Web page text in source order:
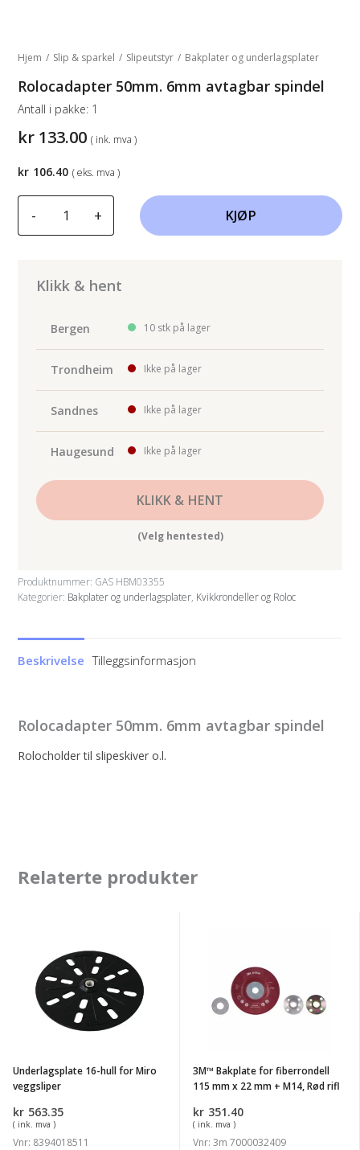
Hjem / Slip & sparkel / Slipeutstyr / Bakplater og underlagsplater
Rolocadapter 50mm. 6mm avtagbar spindel
kr 133.00 ( ink. mva )
Antall i pakke: 1
-
Rolocadapter
50mm.
spindel
+ KJØP
Klikk & hent
Bergen 10 stk på lager
Trondheim Ikke på lager
Sandnes Ikke på lager
Haugesund Ikke på lager
KLIKK & HENT
(Velg hentested)
Produktnummer: GAS HBM03355
Kategorier: Bakplater og underlagsplater, Kvikkrondeller og Roloc
kr 106.40 ( eks. mva )
Beskrivelse Tilleggsinformasjon
Rolocadapter 50mm. 6mm avtagbar spindel
Rolocholder til slipeskiver o.l.
Relaterte produkter
Underlagsplate 16-hull for Miro
veggsliper
kr 563.35
( ink. mva )
Vnr: 8394018511
fiberrondell
115
22
+
M14,
3M™ Bakplate for fiberrondell
115 mm x 22 mm + M14, Rød rifl
kr 351.40
( ink. mva )
Vnr: 3m 7000032409